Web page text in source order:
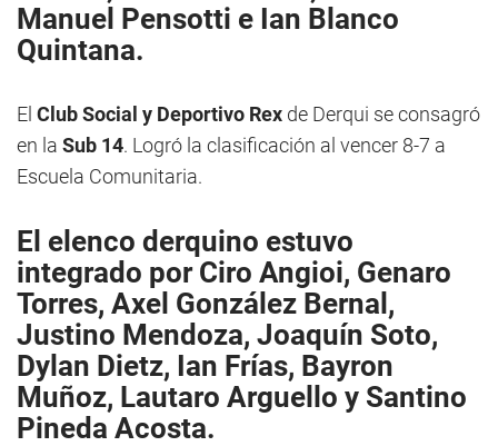
Manuel Pensotti e Ian Blanco
Quintana.
El Club Social y Deportivo Rex de Derqui se consagró
en la Sub 14. Logró la clasificación al vencer 8-7 a
Escuela Comunitaria.
El elenco derquino estuvo
integrado por Ciro Angioi, Genaro
Torres, Axel González Bernal,
Justino Mendoza, Joaquín Soto,
Dylan Dietz, Ian Frías, Bayron
Muñoz, Lautaro Arguello y Santino
Pineda Acosta.